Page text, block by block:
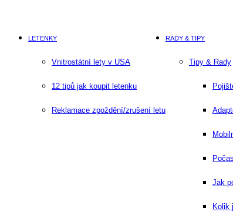
LETENKY
Vnitrostátní lety v USA
12 tipů jak koupit letenku
Reklamace zpoždění/zrušení letu
RADY & TIPY
Tipy & Rady
Jak
Kolik